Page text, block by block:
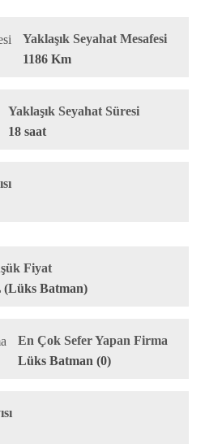
Yaklaşık Seyahat Mesafesi
1186 Km
Yaklaşık Seyahat Süresi
18 saat
Fiyat
(Lüks Batman)
En Çok Sefer Yapan Firma
Lüks Batman (0)